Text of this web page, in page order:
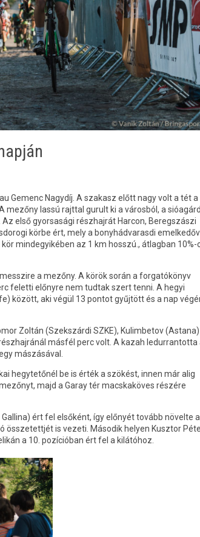
Gemenc Nagydíj. A szakasz előtt nagy volt a tét a
lassú rajttal gurult ki a városból, a
első gyorsasági részhajrát Harcon, Beregszászi
körbe ért, mely a bonyhádvarasdi
mindegyikében az 1 km hosszú., átlagban 10%-
a mezőny. A körök során a forgatókönyv
feletti előnyre nem tudtak szert tenni. A hegyi
között, aki végül 13 pontot gyűjtött és a nap
Zoltán (Szekszárdi SZKE), Kulimbetov (Astana)
másfél perc volt. A kazah ledurrantotta
mászásával.
hegytetőnél be is érték a szökést, innen már alig
majd a Garay tér macskaköves részére
ért fel elsőként, így előnyét tovább növelte
összetettjét is vezeti. Második helyen Kusztor
a 10. pozícióban ért fel a kilátóhoz.